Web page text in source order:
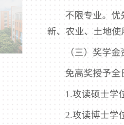
不限专业。优
新、农业、土地使
（三）奖学
免高奖授予全
1.攻读硕士学
2.攻读博士学